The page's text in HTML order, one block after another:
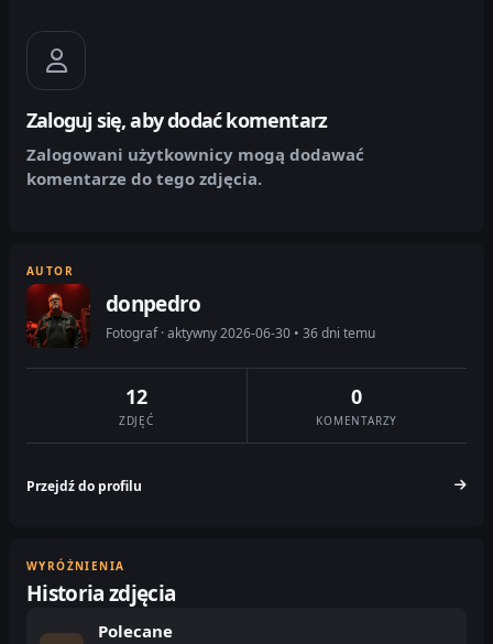
Zaloguj się, aby dodać komentarz
Zalogowani użytkownicy mogą dodawać
komentarze do tego zdjęcia.
AUTOR
donpedro
Fotograf · aktywny 2026-06-30 • 36 dni temu
12
ZDJĘĆ
0
KOMENTARZY
Przejdź do profilu
WYRÓŻNIENIA
Historia zdjęcia
Polecane